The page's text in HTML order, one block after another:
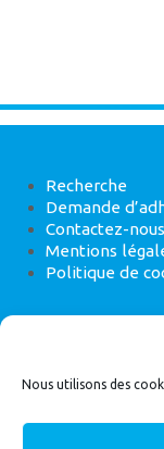
Nous utilisons des
Recherche
Demande
Contactez-nous
Mentions
Politique de